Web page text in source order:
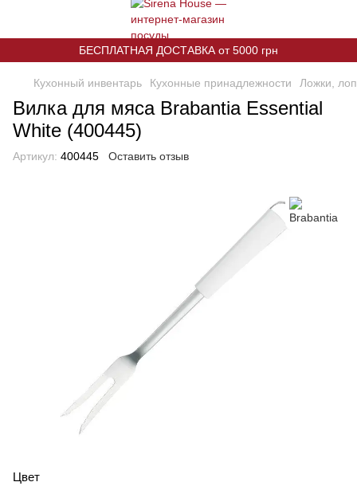
БЕСПЛАТНАЯ ДОСТАВКА от 5000 грн
Кухонный инвентарь Кухонные принадлежности Ложки,
Вилка для мяса Brabantia Essential
White (400445)
Артикул: 400445 Оставить отзыв
Цвет